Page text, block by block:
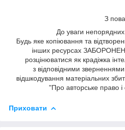
З
До уваги непорядних
Будь яке копіювання та
інших ресурсах
розцінюватися як крадіжка
з відповідними
відшкодування матеріальних
"Про авторське право і
Приховати